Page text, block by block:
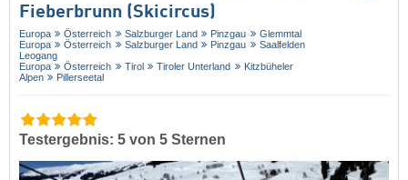
Fieberbrunn (Skicircus)
Europa Österreich Salzburger Land Pinzgau
Glemmtal
Europa
Österreich Salzburger Land Pinzgau
Saalfelden
Leogang
Europa
Österreich Tirol Tiroler Unterland
Kitzbüheler
Alpen
Pillerseetal
Testergebnis: 5 von 5 Sternen